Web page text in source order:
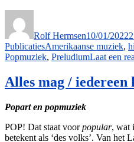
Rolf Hermsen10/01/2022
PublicatiesTags
Amerikaanse muziek,
Popmuziek, PreludiumLaat een
Alles mag / iedereen
Popart en popmuziek
POP! Dat staat voorpopular, wat
betekent als ‘des volks’. Van het